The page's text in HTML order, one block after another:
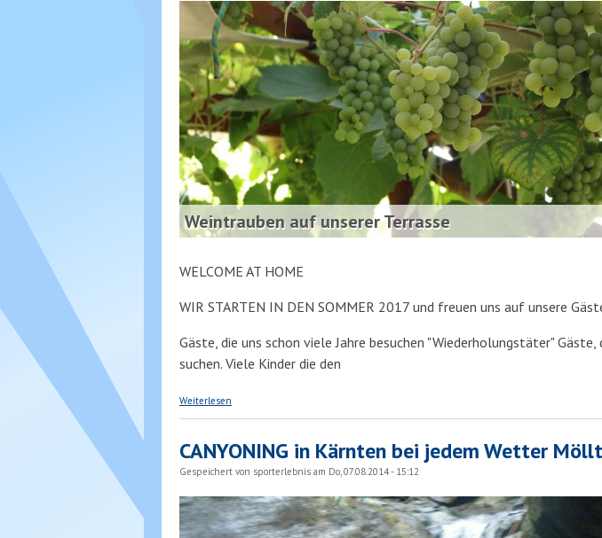
Weintrauben auf unserer Terrasse
WELCOME AT HOME
WIR STARTEN IN DEN SOMMER 2017 und freuen uns auf unsere
Gäste, die uns schon viele Jahre besuchen "Wiederholungstäter" Gäste,
suchen. Viele Kinder die den
Weiterlesen
CANYONING in Kärnten bei jedem Wetter
Gespeichert von sporterlebnis am Do, 07.08.2014 - 15:12